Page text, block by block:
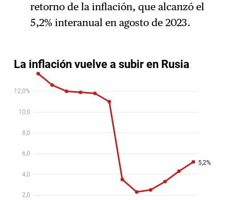
retorno de la inflación, que alcanzó el
5,2% interanual en agosto de 2023.